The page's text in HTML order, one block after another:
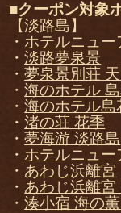
■クーポン対象
【淡路島】
・ ホテルニュー
・淡路夢泉景
・夢泉景別荘
・海のホテル
・海のホテル島
・渚の荘 花季
・夢海游 淡路島
・ ホテルニュー
・ あわじ浜離宮
・ あわじ浜離宮
・湊小宿 海の